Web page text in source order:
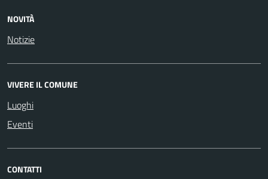
NOVITÀ
Notizie
VIVERE IL COMUNE
Luoghi
Eventi
CONTATTI